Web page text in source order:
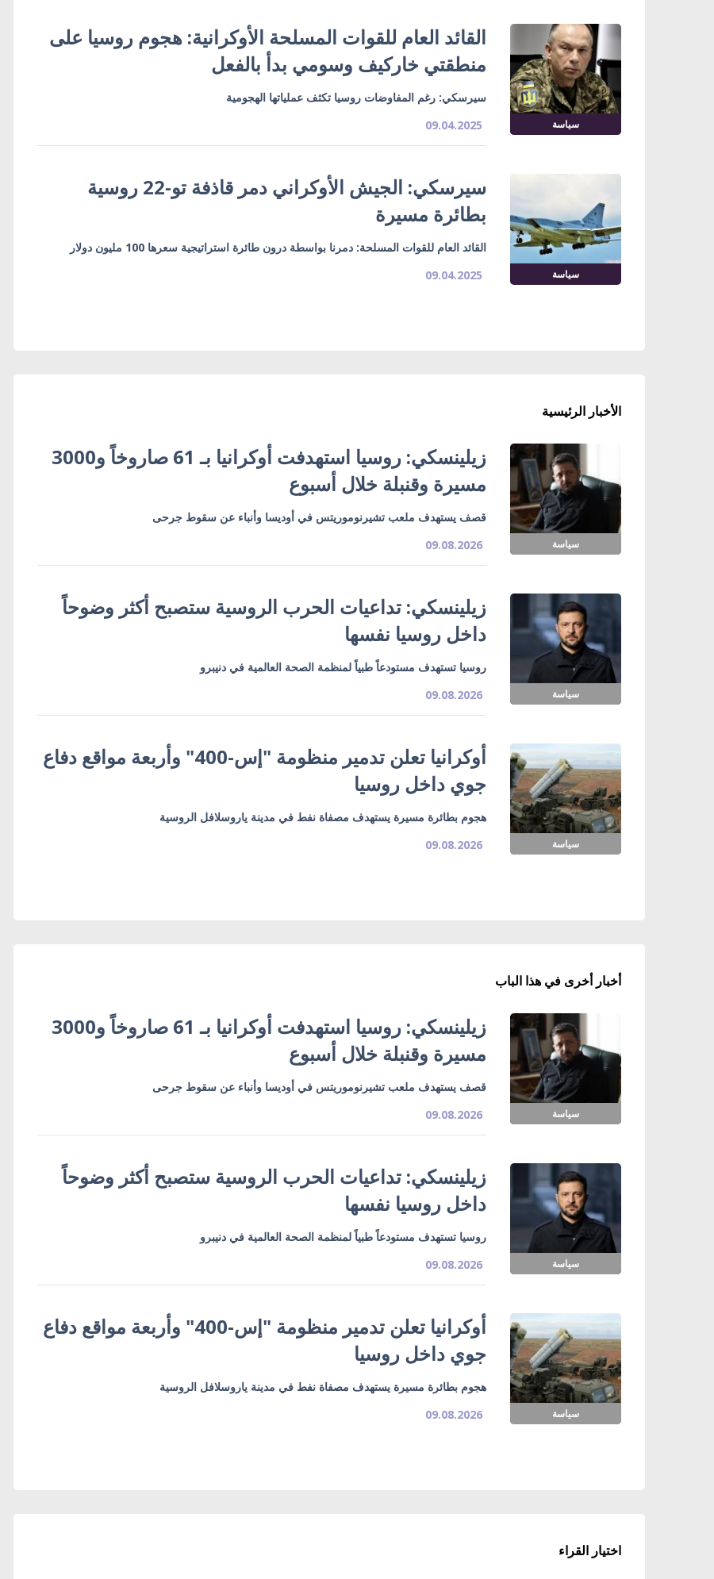
سياسة
القائد العام للقوات المسلحة الأوكرانية: هجوم روسيا على
منطقتي خاركيف وسومي بدأ بالفعل
سيرسكي: رغم المفاوضات روسيا تكثف عملياتها الهجومية
09.04.2025
سياسة
سيرسكي: الجيش الأوكراني دمر قاذفة تو-22 روسية
بطائرة مسيرة
القائد العام للقوات المسلحة: دمرنا بواسطة درون طائرة استراتيجية سعرها 100 مليون دولار
09.04.2025
الأخبار الرئيسية
سياسة
زيلينسكي: روسيا استهدفت أوكرانيا بـ 61 صاروخاً و3000
مسيرة وقنبلة خلال أسبوع
قصف يستهدف ملعب تشيرنوموريتس في أوديسا وأنباء عن سقوط جرحى
09.08.2026
سياسة
زيلينسكي: تداعيات الحرب الروسية ستصبح أكثر وضوحاً
داخل روسيا نفسها
روسيا تستهدف مستودعاً طبياً لمنظمة الصحة العالمية في دنيبرو
09.08.2026
سياسة
أوكرانيا تعلن تدمير منظومة "إس-400" وأربعة مواقع دفاع
جوي داخل روسيا
هجوم بطائرة مسيرة يستهدف مصفاة نفط في مدينة ياروسلافل الروسية
09.08.2026
أخبار أخرى في هذا الباب
سياسة
زيلينسكي: روسيا استهدفت أوكرانيا بـ 61 صاروخاً و3000
مسيرة وقنبلة خلال أسبوع
قصف يستهدف ملعب تشيرنوموريتس في أوديسا وأنباء عن سقوط جرحى
09.08.2026
سياسة
زيلينسكي: تداعيات الحرب الروسية ستصبح أكثر وضوحاً
داخل روسيا نفسها
روسيا تستهدف مستودعاً طبياً لمنظمة الصحة العالمية في دنيبرو
09.08.2026
سياسة
أوكرانيا تعلن تدمير منظومة "إس-400" وأربعة مواقع دفاع
جوي داخل روسيا
هجوم بطائرة مسيرة يستهدف مصفاة نفط في مدينة ياروسلافل الروسية
09.08.2026
اختيار القراء